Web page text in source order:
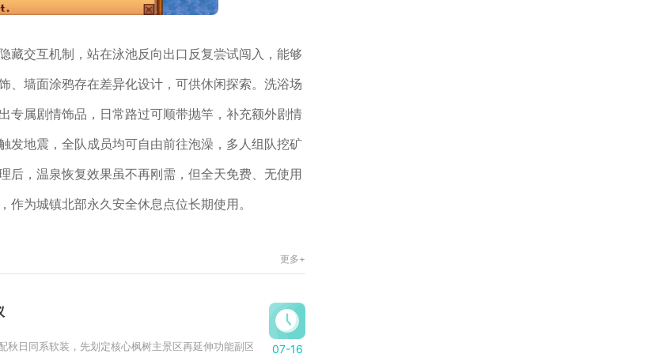
藏交互机制，站在泳池反向出口反复尝试闯入，能够
、墙面涂鸦存在差异化设计，可供休闲探索。洗浴场
专属剧情饰品，日常路过可顺带抛竿，补充额外剧情
发地震，全队成员均可自由前往泡澡，多人组队挖矿
后，温泉恢复效果虽不再刚需，但全天免费、无使用
为城镇北部永久安全休息点位长期使用。
更多+
日同系软装，先划定核心枫树主景区再延伸功能副区，结合高低错落摆放、动态落叶道具...
07-16